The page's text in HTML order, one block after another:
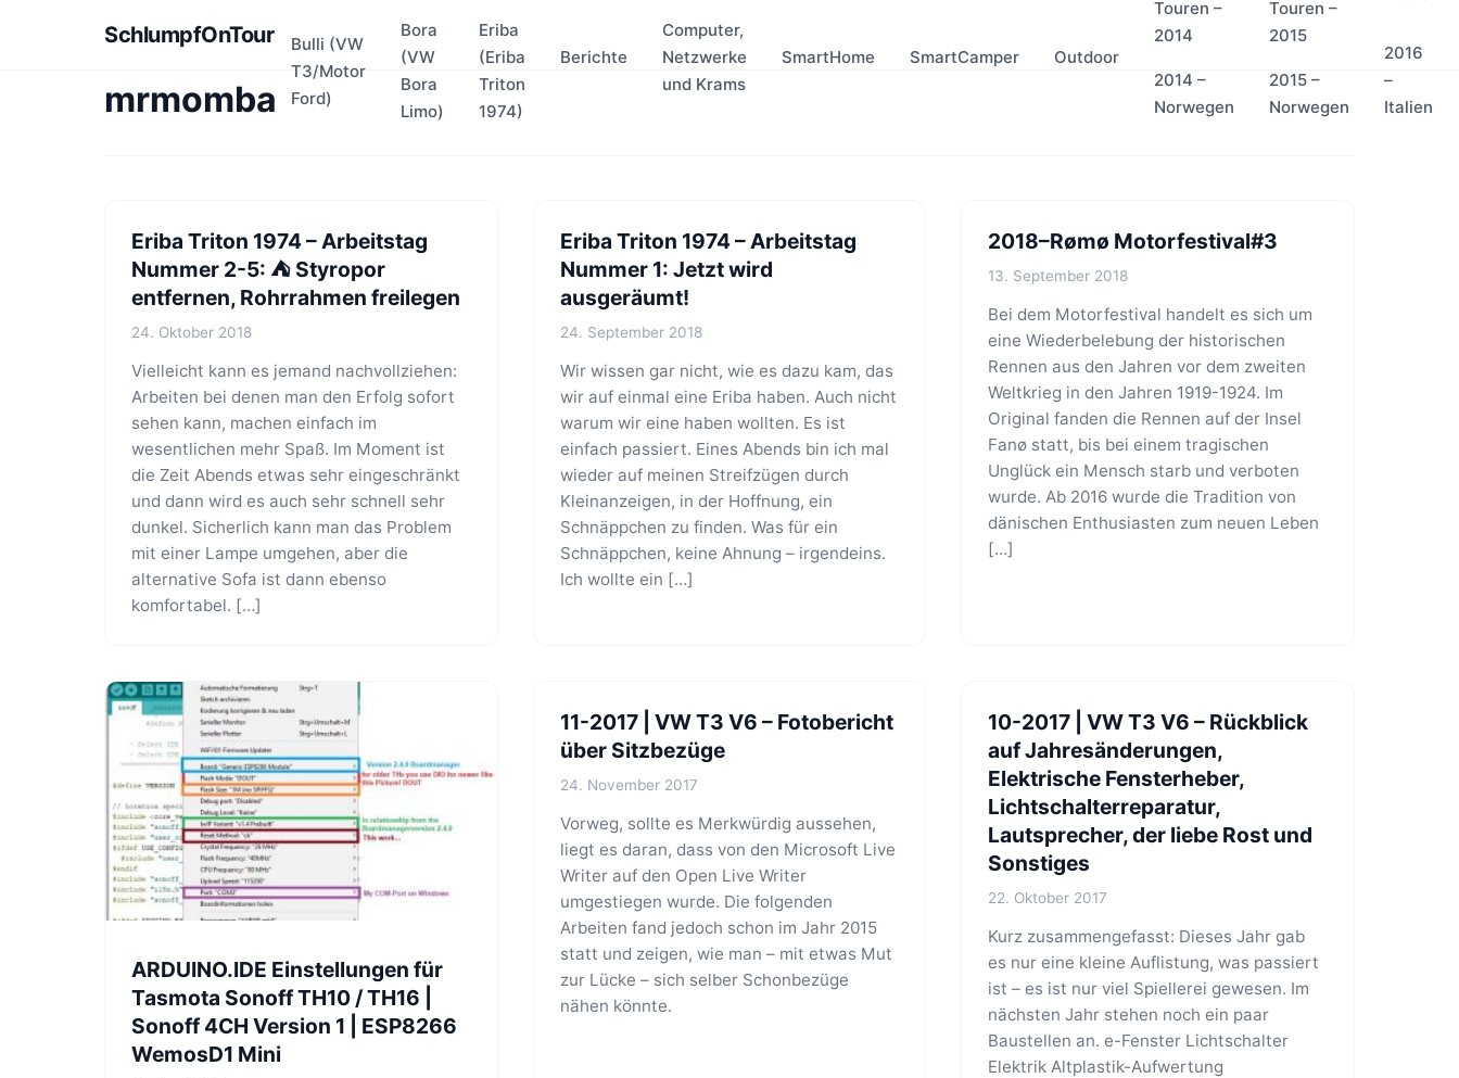
SchlumpfOnTour
Bulli (VW
T3/Motor
Ford)
Bora
(VW
Bora
Limo)
Eriba
(Eriba
Triton
1974)
Berichte
Computer,
Netzwerke
und Krams
SmartHome SmartCamper Outdoor
Touren –
2014
2014 –
Norwegen
Touren –
2015
2015 –
Norwegen
2016
–
Italien
mrmomba
Eriba Triton 1974 – Arbeitstag
Nummer 2-5: ⛺ Styropor
entfernen, Rohrrahmen freilegen
24. Oktober 2018
Vielleicht kann es jemand nachvollziehen:
Arbeiten bei denen man den Erfolg sofort
sehen kann, machen einfach im
wesentlichen mehr Spaß. Im Moment ist
die Zeit Abends etwas sehr eingeschränkt
und dann wird es auch sehr schnell sehr
dunkel. Sicherlich kann man das Problem
mit einer Lampe umgehen, aber die
alternative Sofa ist dann ebenso
komfortabel. […]
Eriba Triton 1974 – Arbeitstag
Nummer 1: Jetzt wird
ausgeräumt!
24. September 2018
Wir wissen gar nicht, wie es dazu kam, das
wir auf einmal eine Eriba haben. Auch nicht
warum wir eine haben wollten. Es ist
einfach passiert. Eines Abends bin ich mal
wieder auf meinen Streifzügen durch
Kleinanzeigen, in der Hoffnung, ein
Schnäppchen zu finden. Was für ein
Schnäppchen, keine Ahnung – irgendeins.
Ich wollte ein […]
2018–Rømø Motorfestival#3
13. September 2018
Bei dem Motorfestival handelt es sich um
eine Wiederbelebung der historischen
Rennen aus den Jahren vor dem zweiten
Weltkrieg in den Jahren 1919-1924. Im
Original fanden die Rennen auf der Insel
Fanø statt, bis bei einem tragischen
Unglück ein Mensch starb und verboten
wurde. Ab 2016 wurde die Tradition von
dänischen Enthusiasten zum neuen Leben
[…]
ARDUINO.IDE Einstellungen für
Tasmota Sonoff TH10 / TH16 |
Sonoff 4CH Version 1 | ESP8266
WemosD1 Mini
11-2017 | VW T3 V6 – Fotobericht
über Sitzbezüge
24. November 2017
Vorweg, sollte es Merkwürdig aussehen,
liegt es daran, dass von den Microsoft Live
Writer auf den Open Live Writer
umgestiegen wurde. Die folgenden
Arbeiten fand jedoch schon im Jahr 2015
statt und zeigen, wie man – mit etwas Mut
zur Lücke – sich selber Schonbezüge
nähen könnte.
10-2017 | VW T3 V6 – Rückblick
auf Jahresänderungen,
Elektrische Fensterheber,
Lichtschalterreparatur,
Lautsprecher, der liebe Rost und
Sonstiges
22. Oktober 2017
Kurz zusammengefasst: Dieses Jahr gab
es nur eine kleine Auflistung, was passiert
ist – es ist nur viel Spiellerei gewesen. Im
nächsten Jahr stehen noch ein paar
Baustellen an. e-Fenster Lichtschalter
Elektrik Altplastik-Aufwertung